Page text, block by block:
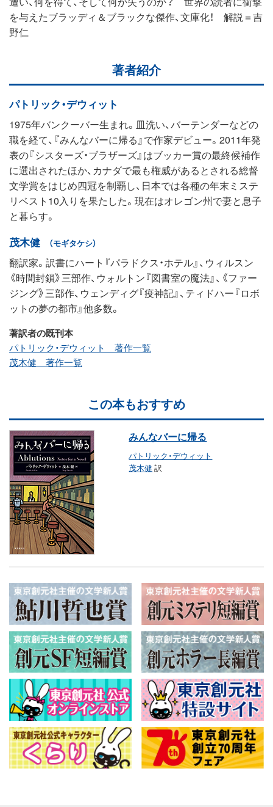
を与えたブラッディ＆ブラックな傑作、文庫化！ 解説＝吉
野仁
著者紹介
パトリック・デウィット
1975年バンクーバー生まれ。皿洗い、バーテンダーなどの
職を経て、『みんなバーに帰る』で作家デビュー。2011年発
表の『シスターズ・ブラザーズ』はブッカー賞の最終候補作
に選出されたほか、カナダで最も権威があるとされる総督
文学賞をはじめ四冠を制覇し、日本では各種の年末ミステ
リベスト10入りを果たした。現在はオレゴン州で妻と息子
と暮らす。
茂木健 （モギタケシ）
翻訳家。訳書にハート『パラドクス・ホテル』、ウィルスン
《時間封鎖》三部作、ウォルトン『図書室の魔法』、《ファー
ジング》三部作、ウェンディグ『疫神記』、ティドハー『ロボ
ットの夢の都市』他多数。
著訳者の既刊本
パトリック・デウィット 著作一覧
茂木健 著作一覧
この本もおすすめ
みんなバーに帰る
パトリック・デウィット
茂木健 訳